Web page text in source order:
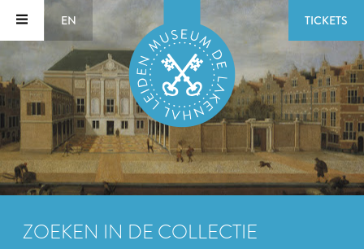
EN TICKETS
ZOEKEN IN DE COLLECTIE